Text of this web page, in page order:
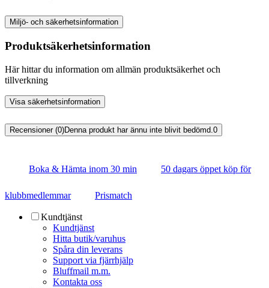
Miljö- och säkerhetsinformation
Produktsäkerhetsinformation
Här hittar du information om allmän produktsäkerhet och
tillverkning
Visa säkerhetsinformation
Recensioner (0)Denna produkt har ännu inte blivit bedömd.0
Boka & Hämta inom 30 min 50 dagars öppet köp för
klubbmedlemmar Prismatch
Kundtjänst
Kundtjänst
Hitta butik/varuhus
Spåra din leverans
Support via fjärrhjälp
Bluffmail m.m.
Kontakta oss